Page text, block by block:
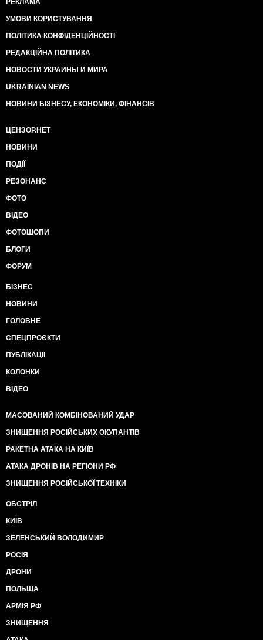
РЕКЛАМА
УМОВИ КОРИСТУВАННЯ
ПОЛІТИКА КОНФІДЕНЦІЙНОСТІ
РЕДАКЦІЙНА ПОЛІТИКА
НОВОСТИ УКРАИНЫ И МИРА
UKRAINIAN NEWS
НОВИНИ БІЗНЕСУ, ЕКОНОМІКИ, ФІНАНСІВ
ЦЕНЗОР.НЕТ
НОВИНИ
ПОДІЇ
РЕЗОНАНС
ФОТО
ВІДЕО
ФОТОШОПИ
БЛОГИ
ФОРУМ
БІЗНЕС
НОВИНИ
ГОЛОВНЕ
СПЕЦПРОЄКТИ
ПУБЛІКАЦІЇ
КОЛОНКИ
ВІДЕО
МАСОВАНИЙ КОМБІНОВАНИЙ УДАР
ЗНИЩЕННЯ РОСІЙСЬКИХ ОКУПАНТІВ
РАКЕТНА АТАКА НА КИЇВ
АТАКА ДРОНІВ НА РЕГІОНИ РФ
ЗНИЩЕННЯ РОСІЙСЬКОЇ ТЕХНІКИ
ОБСТРІЛ
КИЇВ
ЗЕЛЕНСЬКИЙ ВОЛОДИМИР
РОСІЯ
ДРОНИ
ПОЛЬЩА
АРМІЯ РФ
ЗНИЩЕННЯ